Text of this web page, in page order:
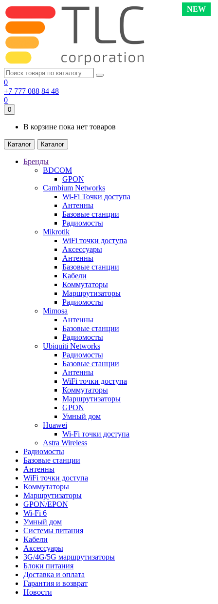
0
+7 777 088 84 48
0
0
В корзине пока нет товаров
Каталог Каталог
Бренды
BDCOM
GPON
Cambium Networks
Wi-Fi Точки доступа
Антенны
Базовые станции
Радиомосты
Mikrotik
WiFi точки доступа
Аксессуары
Антенны
Базовые станции
Кабели
Коммутаторы
Маршрутизаторы
Радиомосты
Mimosa
Антенны
Базовые станции
Радиомосты
Ubiquiti Networks
Радиомосты
Базовые станции
Антенны
WiFi точки доступа
Коммутаторы
Маршрутизаторы
GPON
Умный дом
Huawei
Wi-Fi точки доступа
Astra Wireless
Радиомосты
Базовые станции
Антенны
WiFi точки доступа
Коммутаторы
Маршрутизаторы
GPON/EPON
Wi-Fi 6
Умный дом
Системы питания
Кабели
Аксессуары
3G/4G/5G маршрутизаторы
Блоки питания
Доставка и оплата
Гарантия и возврат
Новости
NEW